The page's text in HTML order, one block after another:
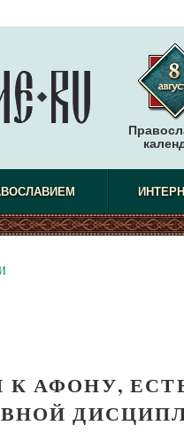
К АФОНУ,